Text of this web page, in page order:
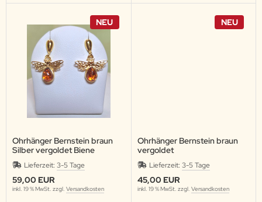
NEU
Ohrhänger Bernstein braun
Silber vergoldet Biene
Lieferzeit: 3-5 Tage
59,00 EUR
inkl. 19 % MwSt. zzgl. Versandkosten
NEU
Ohrhänger Bernstein braun
vergoldet
Lieferzeit: 3-5 Tage
45,00 EUR
inkl. 19 % MwSt. zzgl. Versandkosten